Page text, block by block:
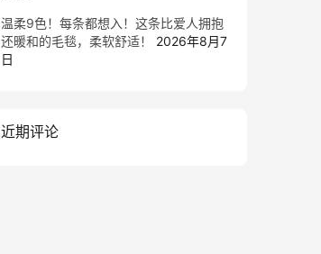
温柔9色！每条都想入！这条比爱人拥抱
还暖和的毛毯，柔软舒适！
2026年8月7
日
近期评论